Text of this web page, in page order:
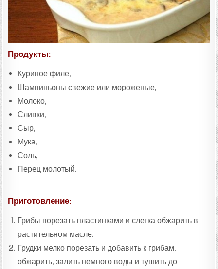
Продукты:
Куриное филе,
Шампиньоны свежие или мороженые,
Молоко,
Сливки,
Сыр,
Мука,
Соль,
Перец молотый.
Приготовление:
Грибы порезать пластинками и слегка обжарить в
растительном масле.
Грудки мелко порезать и добавить к грибам,
обжарить, залить немного воды и тушить до